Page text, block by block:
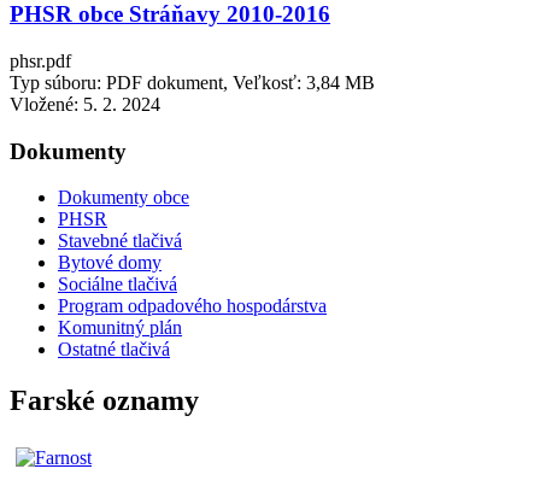
PHSR obce Stráňavy 2010-2016
phsr.pdf
Typ súboru: PDF dokument, Veľkosť: 3,84 MB
Vložené: 5. 2. 2024
Dokumenty
Dokumenty obce
PHSR
Stavebné tlačivá
Bytové domy
Sociálne tlačivá
Program odpadového hospodárstva
Komunitný plán
Ostatné tlačivá
Farské oznamy